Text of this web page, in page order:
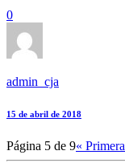
0
admin_cja
15 de abril de 2018
Página 5 de 9« Primera